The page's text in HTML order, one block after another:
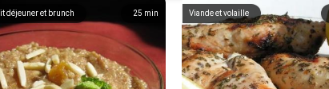
25 min
déjeuner et brunch Viande et volaille